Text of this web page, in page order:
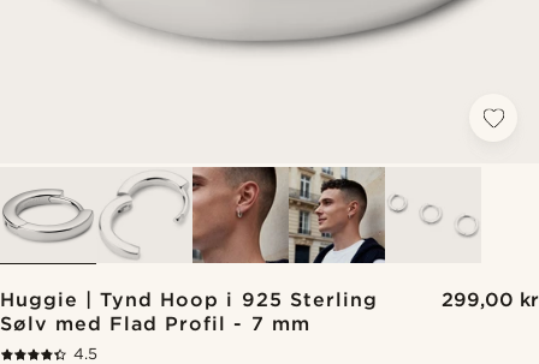
Huggie | Tynd Hoop i 925 Sterling
Sølv med Flad Profil - 7 mm
299,00 kr
4.5